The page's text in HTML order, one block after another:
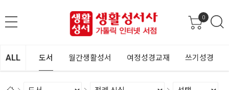
0
ALL 도서 월간생활성서 여정성경교재 쓰기성경